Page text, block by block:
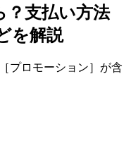
？支払い方法
を解説
プロモーション］が含